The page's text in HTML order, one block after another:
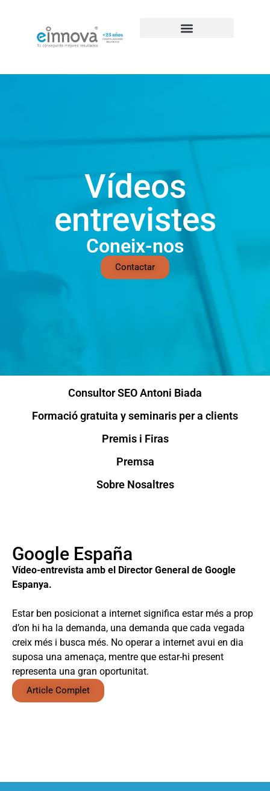
Vídeos
entrevistes
Coneix-nos
Contactar
Consultor SEO Antoni Biada
Formació gratuita y seminaris per a clients
Premis i Firas
Premsa
Sobre Nosaltres
Google España
Vídeo-entrevista amb el Director General de Google
Espanya.
Estar ben posicionat a internet significa estar més a prop
d’on hi ha la demanda, una demanda que cada vegada
creix més i busca més. No operar a internet avui en dia
suposa una amenaça, mentre que estar-hi present
representa una gran oportunitat.
Article Complet